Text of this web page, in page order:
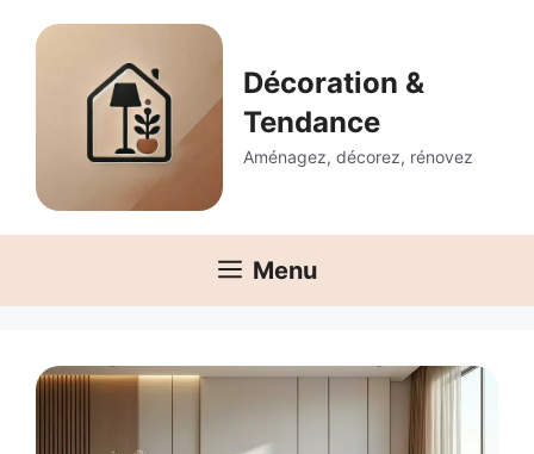
Décoration &
Tendance
Aménagez, décorez, rénovez
Menu